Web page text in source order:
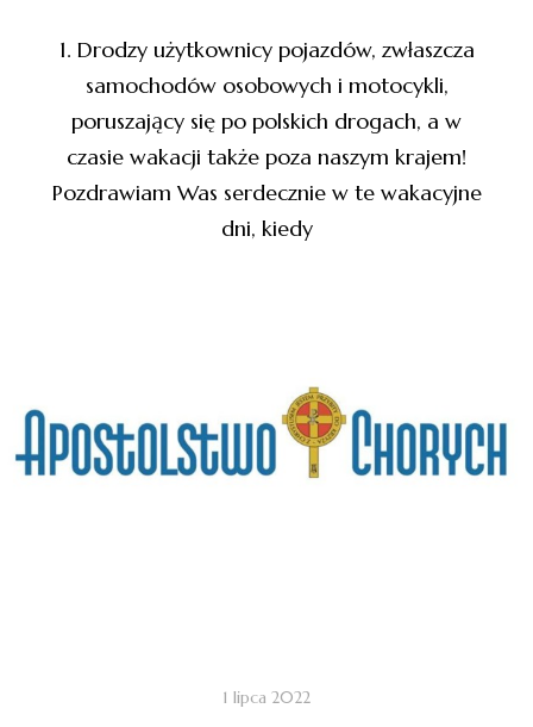
1. Drodzy użytkownicy pojazdów, zwłaszcza
samochodów osobowych i motocykli,
poruszający się po polskich drogach, a w
czasie wakacji także poza naszym krajem!
Pozdrawiam Was serdecznie w te wakacyjne
dni, kiedy
1 lipca 2022